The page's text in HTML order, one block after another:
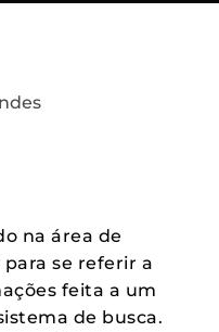
na área de
se referir a
feita a um
de busca.